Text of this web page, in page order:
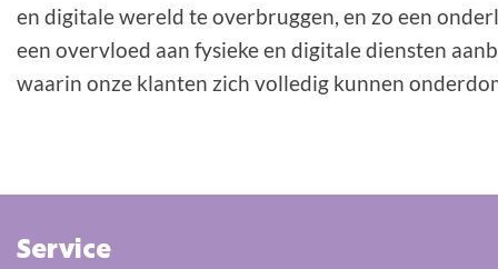
en digitale wereld te overbruggen, en zo een
een overvloed aan fysieke en digitale diensten
waarin onze klanten zich volledig kunnen
Service